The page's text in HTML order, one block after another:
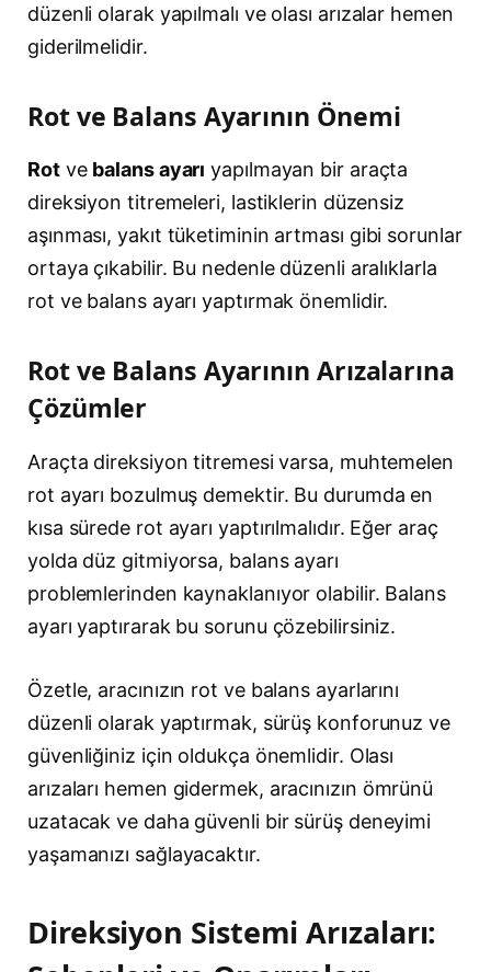
düzenli olarak yapılmalı ve olası arızalar hemen
giderilmelidir.
Rot ve Balans Ayarının Önemi
Rotve balans ayarı yapılmayan bir araçta
direksiyon titremeleri, lastiklerin düzensiz
aşınması, yakıt tüketiminin artması gibi sorunlar
ortaya çıkabilir. Bu nedenle düzenli aralıklarla
rot ve balans ayarı yaptırmak önemlidir.
Rot ve Balans Ayarının Arızalarına
Çözümler
Araçta direksiyon titremesi varsa, muhtemelen
rot ayarı bozulmuş demektir. Bu durumda en
kısa sürede rot ayarı yaptırılmalıdır. Eğer araç
yolda düz gitmiyorsa, balans ayarı
problemlerinden kaynaklanıyor olabilir. Balans
ayarı yaptırarak bu sorunu çözebilirsiniz.
Özetle, aracınızın rot ve balans ayarlarını
düzenli olarak yaptırmak, sürüş konforunuz ve
güvenliğiniz için oldukça önemlidir. Olası
arızaları hemen gidermek, aracınızın ömrünü
uzatacak ve daha güvenli bir sürüş deneyimi
yaşamanızı sağlayacaktır.
Direksiyon Sistemi Arızaları: